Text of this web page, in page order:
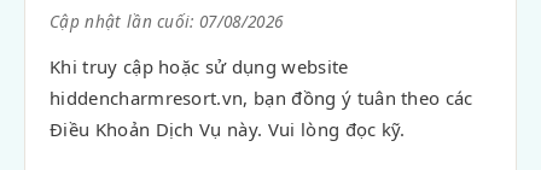
Cập nhật lần cuối: 07/08/2026
Khi truy cập hoặc sử dụng website
hiddencharmresort.vn, bạn đồng ý tuân theo các
Điều Khoản Dịch Vụ này. Vui lòng đọc kỹ.